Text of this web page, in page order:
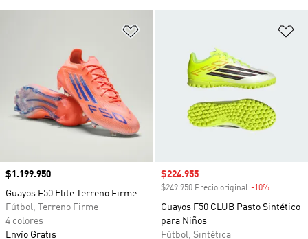
Precio
$1.199.950
Guayos F50 Elite Terreno Firme
Fútbol, Terreno Firme
4 colores
Envío Gratis
Precio de venta
$224.955
$249.950 Precio original -10%
Guayos F50 CLUB Pasto Sintético
para Niños
Fútbol, Sintética